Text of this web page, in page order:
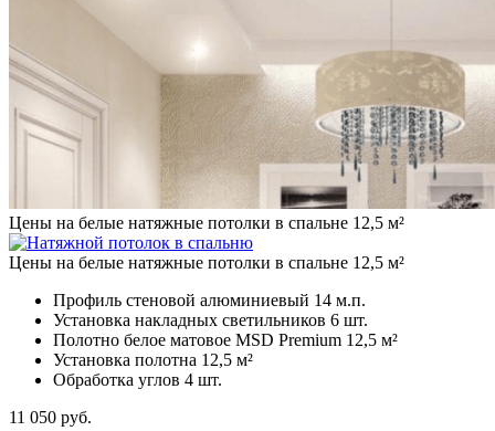
Цены на белые натяжные потолки в спальне 12,5 м²
Цены на белые натяжные потолки в спальне 12,5 м²
Профиль стеновой алюминиевый 14 м.п.
Установка накладных светильников 6 шт.
Полотно белое матовое MSD Premium 12,5 м²
Установка полотна 12,5 м²
Обработка углов 4 шт.
11 050 руб.